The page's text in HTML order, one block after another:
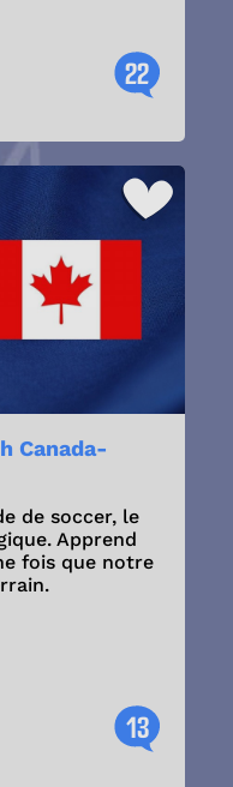
22
Canada-
de soccer, le
Apprend
fois que notre
13